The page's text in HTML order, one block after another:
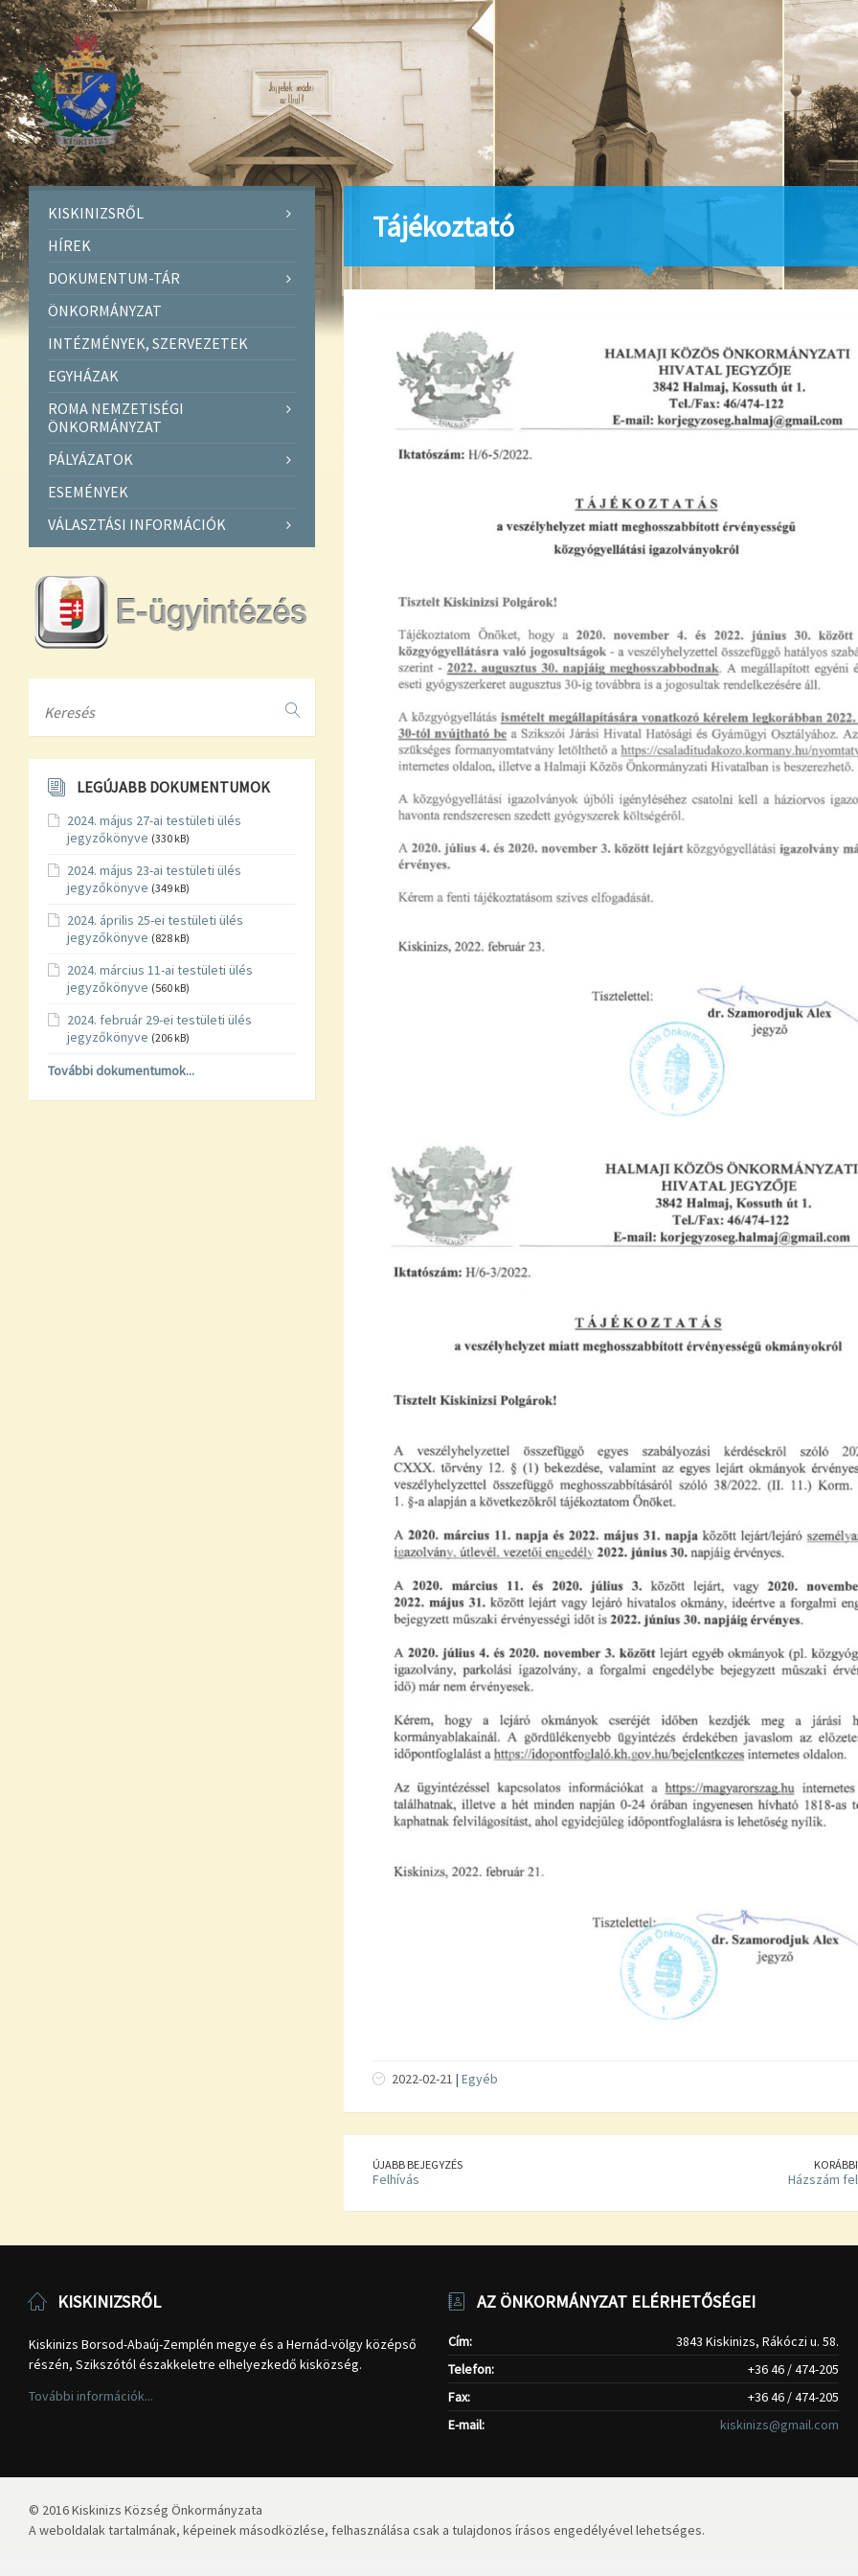
Tájékoztató
2022-02-21 | Egyéb
ÚJABB BEJEGYZÉS
Felhívás Házszám
KISKINIZSRŐL
HÍREK
DOKUMENTUM-TÁR
ÖNKORMÁNYZAT
INTÉZMÉNYEK, SZERVEZETEK
EGYHÁZAK
ROMA NEMZETISÉGI
ÖNKORMÁNYZAT
PÁLYÁZATOK
ESEMÉNYEK
VÁLASZTÁSI INFORMÁCIÓK
LEGÚJABB DOKUMENTUMOK
2024. május 27-ai testületi ülés
jegyzőkönyve (330 kB)
2024. május 23-ai testületi ülés
jegyzőkönyve (349 kB)
2024. április 25-ei testületi ülés
jegyzőkönyve (828 kB)
2024. március 11-ai testületi ülés
jegyzőkönyve (560 kB)
2024. február 29-ei testületi ülés
jegyzőkönyve (206 kB)
További dokumentumok...
KISKINIZSRŐL
Kiskinizs Borsod-Abaúj-Zemplén megye és a Hernád-völgy középső
részén, Szikszótól északkeletre elhelyezkedő kisközség.
További információk...
AZ ÖNKORMÁNYZAT ELÉRHETŐSÉGEI
Cím:
3843 Kiskinizs, Rákóczi u. 58.
Telefon:
+36 46 / 474-205
Fax:
+36 46 / 474-205
E-mail:
kiskinizs@gmail.com
© 2016 Kiskinizs Község Önkormányzata
A weboldalak tartalmának, képeinek másodközlése, felhasználása csak a tulajdonos írásos engedélyével lehetséges.